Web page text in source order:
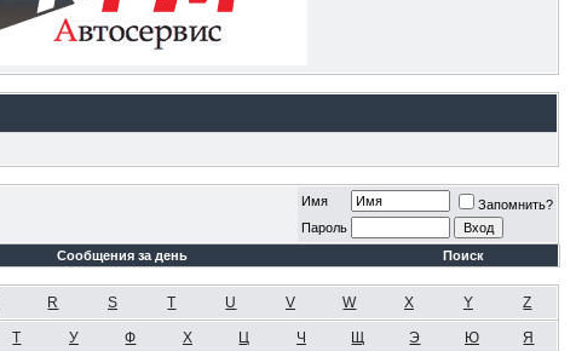
Имя
Запомнить?
Пароль
Сообщения за день Поиск
R S T U V W X Y Z
Т У Ф Х Ц Ч Щ Э Ю Я